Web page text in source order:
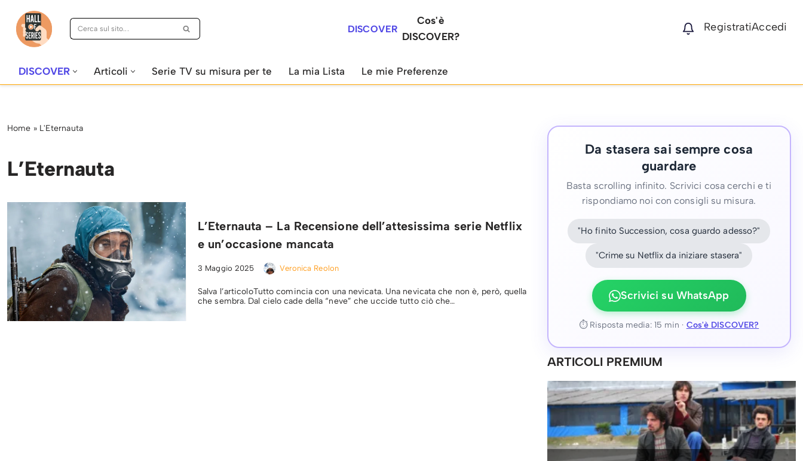
Vai
DISCOVER
Cos'è
DISCOVER?
RegistratiAccedi
DISCOVER Articoli Serie TV su misura per te La mia Lista Le mie Preferenze
Home » L'Eternauta
L’Eternauta
L’Eternauta – La Recensione dell’attesissima serie Netflix
e un’occasione mancata
3 Maggio 2025 Veronica Reolon
Salva l’articoloTutto comincia con una nevicata. Una nevicata che non è, però, quella
che sembra. Dal cielo cade della “neve” che uccide tutto ciò che…
Da stasera sai sempre cosa
guardare
Basta scrolling infinito. Scrivici cosa cerchi e ti
rispondiamo noi con consigli su misura.
"Ho finito Succession, cosa guardo adesso?"
"Crime su Netflix da iniziare stasera"
Scrivici su WhatsApp
⏱ Risposta media: 15 min · Cos'è DISCOVER?
ARTICOLI PREMIUM